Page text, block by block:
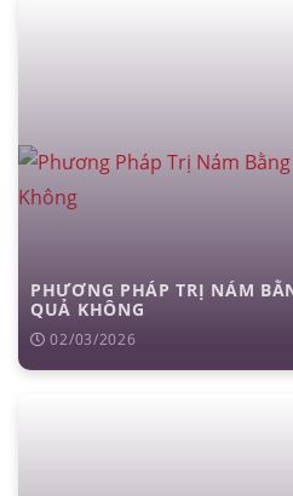
PHƯƠNG PHÁP TRỊ NÁM
QUẢ KHÔNG
02/03/2026